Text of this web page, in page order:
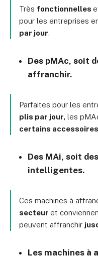
Très fonctionnelles
pour les entreprises
par jour.
Des pMAc, soit
affranchir.
Parfaites pour les
plis par jour, les
certains accessoires
Des MAi, soit
intelligentes.
Ces machines à
secteur et
peuvent affranchir
Les machines à